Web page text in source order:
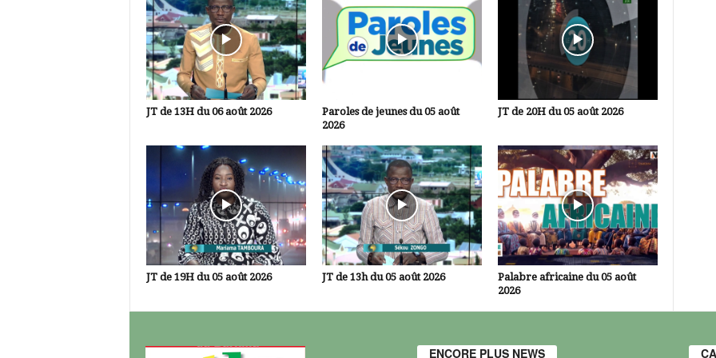
JT de 13H du 06 août 2026
Paroles de jeunes du 05 août
2026
JT de 20H du 05 août 2026
JT de 19H du 05 août 2026 JT de 13h du 05 août 2026
Palabre africaine du 05 août
2026
ENCORE PLUS NEWS